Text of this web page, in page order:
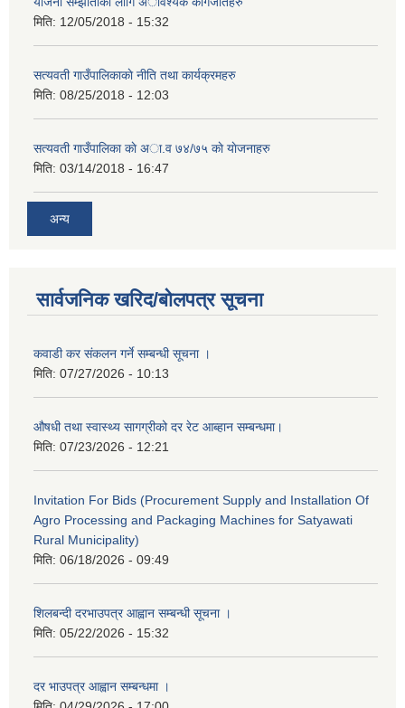
मिति: 12/05/2018 - 15:32
सत्यवती गाउँपालिकाकाे नीति तथा कार्यक्रमहरु
मिति: 08/25/2018 - 12:03
सत्यवती गाउँपालिका काे अा‍.व ७४/७५ काे याेजनाहरु
मिति: 03/14/2018 - 16:47
अन्य
सार्वजनिक खरिद/बोलपत्र सूचना
कवाडी कर संकलन गर्ने सम्बन्धी सूचना ।
मिति: 07/27/2026 - 10:13
औषधी तथा स्वास्थ्य सागग्रीको दर रेट आब्हान सम्बन्धमा।
मिति: 07/23/2026 - 12:21
Invitation For Bids (Procurement Supply and Installation Of
Agro Processing and Packaging Machines for Satyawati
Rural Municipality)
मिति: 06/18/2026 - 09:49
शिलबन्दी दरभाउपत्र आह्वान सम्बन्धी सूचना ।
मिति: 05/22/2026 - 15:32
दर भाउपत्र आह्वान सम्बन्धमा ।